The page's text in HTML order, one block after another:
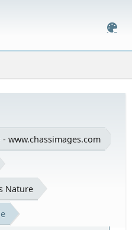
www.chassimages.com
Nature